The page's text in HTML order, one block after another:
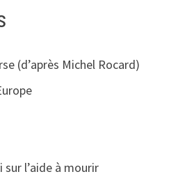
(d’après Michel Rocard)
sur l’aide à mourir